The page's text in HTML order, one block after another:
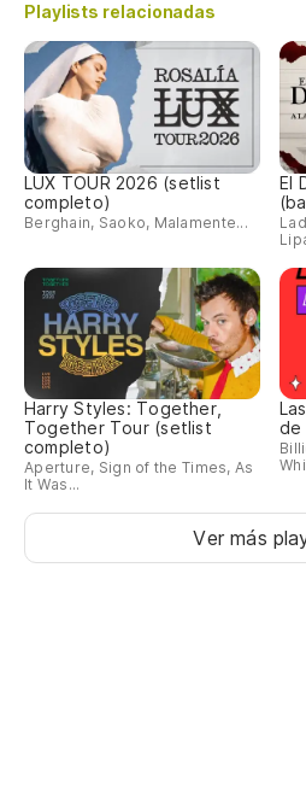
Playlists relacionadas
LUX TOUR 2026 (setlist
completo)
Berghain, Saoko, Malamente...
El
Harry Styles: Together,
Together Tour (setlist
completo)
Aperture, Sign of the Times, As
It Was...
de
Ver más